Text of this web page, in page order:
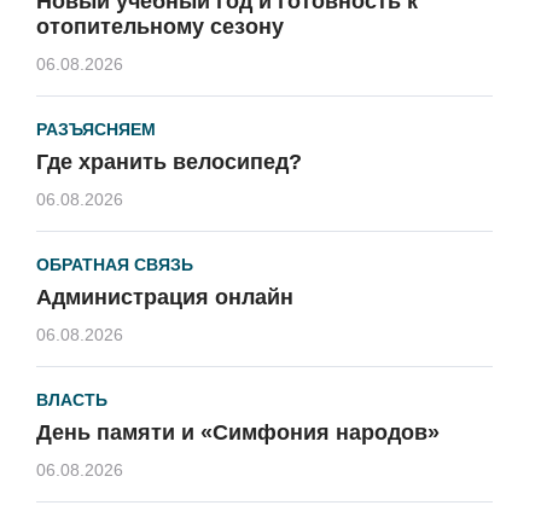
отопительному сезону
06.08.2026
РАЗЪЯСНЯЕМ
Где хранить велосипед?
06.08.2026
ОБРАТНАЯ СВЯЗЬ
Администрация онлайн
06.08.2026
ВЛАСТЬ
День памяти и «Симфония народов»
06.08.2026